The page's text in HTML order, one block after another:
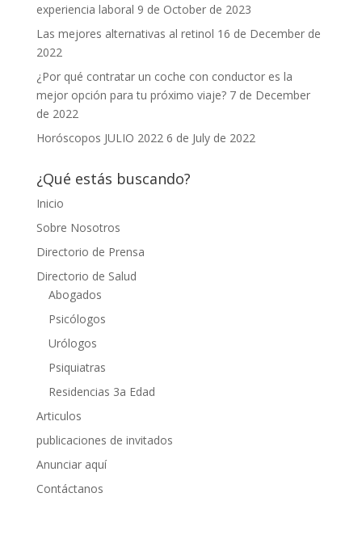
experiencia laboral 9 de October de 2023
Las mejores alternativas al retinol 16 de December de
2022
¿Por qué contratar un coche con conductor es la
mejor opción para tu próximo viaje? 7 de December
de 2022
Horóscopos JULIO 2022 6 de July de 2022
¿Qué estás buscando?
Inicio
Sobre Nosotros
Directorio de Prensa
Directorio de Salud
Abogados
Psicólogos
Urólogos
Psiquiatras
Residencias 3a Edad
Articulos
publicaciones de invitados
Anunciar aquí
Contáctanos